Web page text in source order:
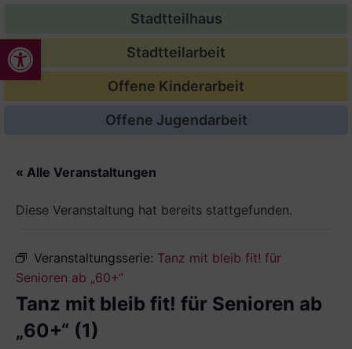
Werkzeugleiste öffnen
Stadtteilhaus
Stadtteilarbeit
Offene Kinderarbeit
Offene Jugendarbeit
« Alle Veranstaltungen
Diese Veranstaltung hat bereits stattgefunden.
Veranstaltungsserie: Tanz mit bleib fit! für
Senioren ab „60+“
Tanz mit bleib fit! für Senioren ab
„60+“ (1)